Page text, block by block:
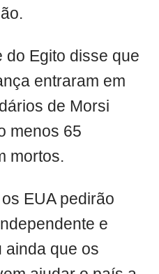
do Egito disse que
entraram em
de Morsi
menos 65
mortos.
EUA pedirão
e
ainda que os